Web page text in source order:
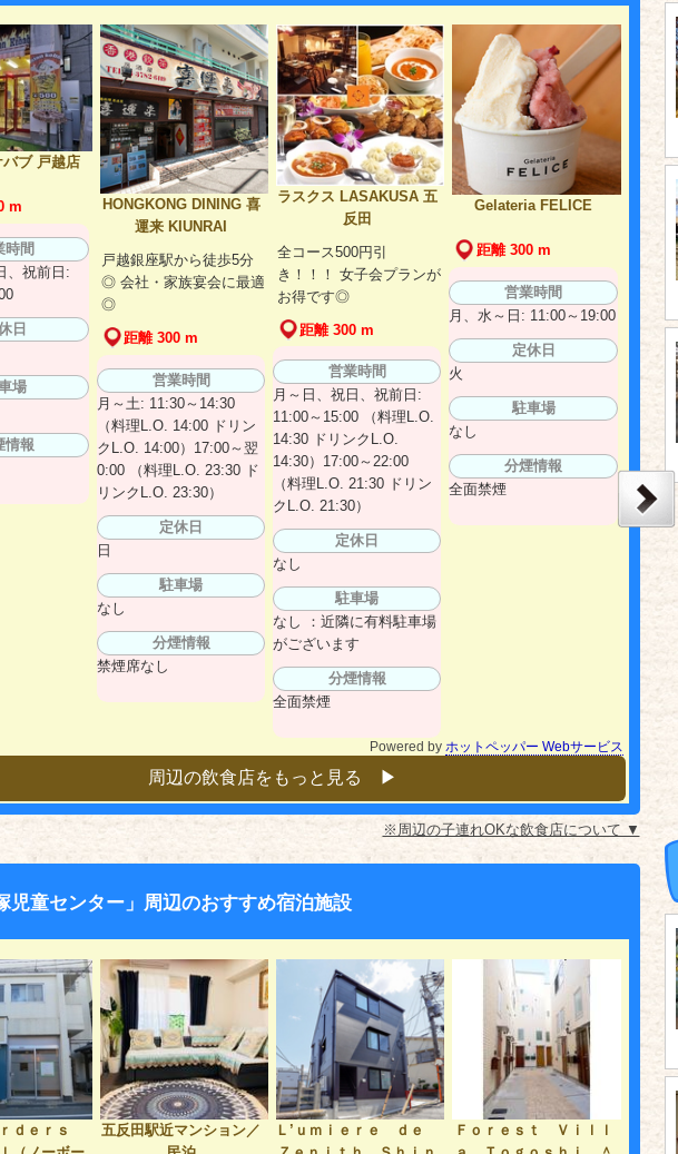
ブ 戸越店
m
時間
、祝前日:
日
場
情報
HONGKONG DINING 喜
運来 KIUNRAI
戸越銀座駅から徒歩5分
◎ 会社・家族宴会に最適
◎
距離 300 m
営業時間
月～土: 11:30～14:30
（料理L.O. 14:00 ドリン
クL.O. 14:00）17:00～翌
0:00 （料理L.O. 23:30 ド
リンクL.O. 23:30）
定休日
日
駐車場
なし
分煙情報
禁煙席なし
ラスクス LASAKUSA 五
反田
全コース500円引
き！！！ 女子会プランが
お得です◎
距離 300 m
営業時間
月～日、祝日、祝前日:
11:00～15:00 （料理L.O.
14:30 ドリンクL.O.
14:30）17:00～22:00
（料理L.O. 21:30 ドリン
クL.O. 21:30）
定休日
なし
駐車場
なし ：近隣に有料駐車場
がございます
分煙情報
全面禁煙
Gelateria FELICE
距離 300 m
営業時間
月、水～日: 11:00～19:00
定休日
火
駐車場
なし
分煙情報
全面禁煙
Powered by ホットペッパー Webサービス
周辺の飲食店をもっと見る ▶︎
※周辺の子連れOKな飲食店について ▼
児童センター」周辺のおすすめ宿泊施設
ｄｅｒｓ
五反田駅近マンション／
Ｌ’ｕｍｉｅｒｅ ｄｅ
Ｆｏｒｅｓｔ Ｖｉｌｌ